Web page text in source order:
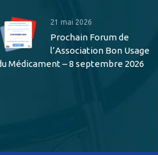
21 mai 2026
Prochain Forum de
l’Association Bon Usage
Médicament – 8 septembre 2026